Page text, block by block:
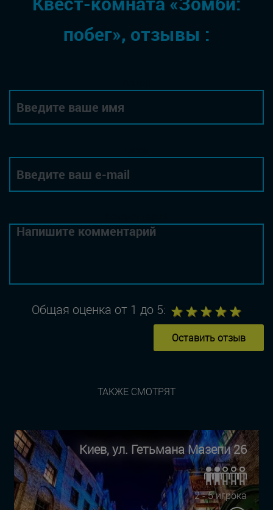
побег», отзывы :
Общая оценка от 1 до 5: 4
3
2
1
Оставить отзыв
ТАКЖЕ СМОТРЯТ
Киев, ул. Гетьмана Мазепи 26
2 - 5 игрока